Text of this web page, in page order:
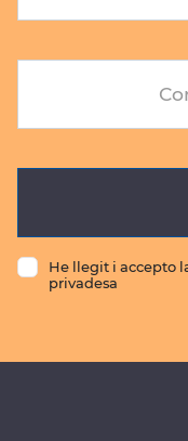
He llegit i accepto
privadesa